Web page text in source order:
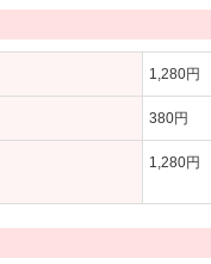
1,280円
380円
1,280円